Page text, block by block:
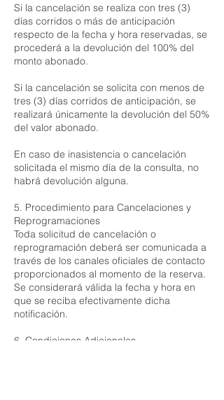
Si la cancelación se realiza con tres (3)
días corridos o más de anticipación
respecto de la fecha y hora reservadas, se
procederá a la devolución del 100% del
monto abonado.
Si la cancelación se solicita con menos de
tres (3) días corridos de anticipación, se
realizará únicamente la devolución del 50%
del valor abonado.
En caso de inasistencia o cancelación
solicitada el mismo día de la consulta, no
habrá devolución alguna.
5. Procedimiento para Cancelaciones y
Reprogramaciones
Toda solicitud de cancelación o
reprogramación deberá ser comunicada a
través de los canales oficiales de contacto
proporcionados al momento de la reserva.
Se considerará válida la fecha y hora en
que se reciba efectivamente dicha
notificación.
6. Condiciones Adicionales